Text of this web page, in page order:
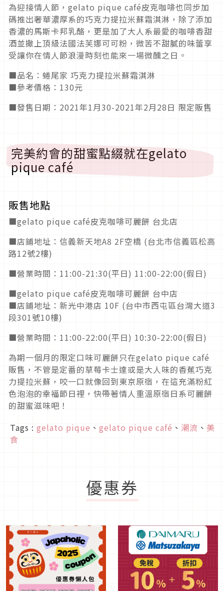
為迎接情人節，gelato pique café皮克咖啡也同步加
碼推出奢華濃厚系的巧克力提拉米蘇霜淇淋，除了添加
香濃的馬斯卡邦乳酪，更是加了大人系最愛的咖啡香甜
酒並撒上頂級法國法芙娜可可粉，微苦不甜膩的味蕾享
受讓你在情人節浪漫時刻也能來一場微醺之日。
■品名：蜷尾家 巧克力提拉米蘇霜淇淋
■參考價格：130元
■發售日期：2021年1月30-2021年2月28日 限定販售
完美約會的甜蜜點綴就在gelato
pique café
販售地點
■gelato pique café皮克咖啡可麗餅 台北店
■店鋪地址：信義新天地A8 2F空橋 (台北市信義區松高
路12號2樓)
■營業時間：11:00-21:30(平日) 11:00-22:00(假日)
■gelato pique café皮克咖啡可麗餅 台中店
■店鋪地址：新光中港店 10F (台中市西屯區台灣大道3
段301號10樓)
■營業時間：11:00-22:00(平日) 10:30-22:00(假日)
為期一個月的限定口味可麗餅只在gelato pique café
販售，不管是定番的草莓卡士達或是大人味的香蕉巧克
力提拉米蘇，咬一口就像回到東京原宿，在這充滿粉紅
色泡泡的幸福節日裡，快帶著情人重溫原宿日系可麗餅
的甜蜜滋味吧！
Tags : gelato pique 、 gelato pique café 、 潮流 、 美
食
優惠券